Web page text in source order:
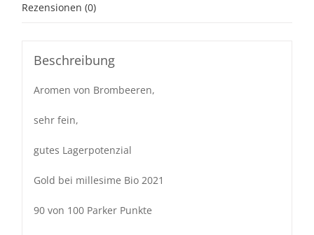
Rezensionen (0)
Beschreibung
Aromen von Brombeeren,
sehr fein,
gutes Lagerpotenzial
Gold bei millesime Bio 2021
90 von 100 Parker Punkte